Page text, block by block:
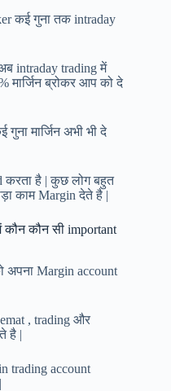
कई गुना तक intraday
intraday trading में
मार्जिन ब्रोकर आप को दे
मार्जिन अभी भी दे
करता है | कुछ लोग बहुत
काम Margin देते है |
कौन सी important
Margin account
, trading और
है |
trading account